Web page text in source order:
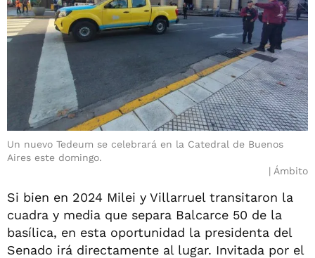
Un nuevo Tedeum se celebrará en la Catedral de Buenos
Aires este domingo.
Ámbito
Si bien en 2024 Milei y Villarruel transitaron la
cuadra y media que separa Balcarce 50 de la
basílica, en esta oportunidad la presidenta del
Senado irá directamente al lugar. Invitada por el